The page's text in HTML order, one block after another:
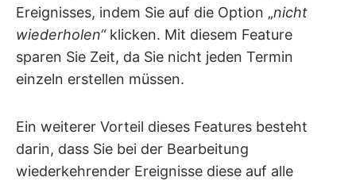
Ereignisses, indem Sie auf die Option „nicht
wiederholen“ klicken. Mit diesem Feature
sparen Sie Zeit, da Sie nicht jeden Termin
einzeln erstellen müssen.
Ein weiterer Vorteil dieses Features besteht
darin, dass Sie bei der Bearbeitung
wiederkehrender Ereignisse diese auf alle